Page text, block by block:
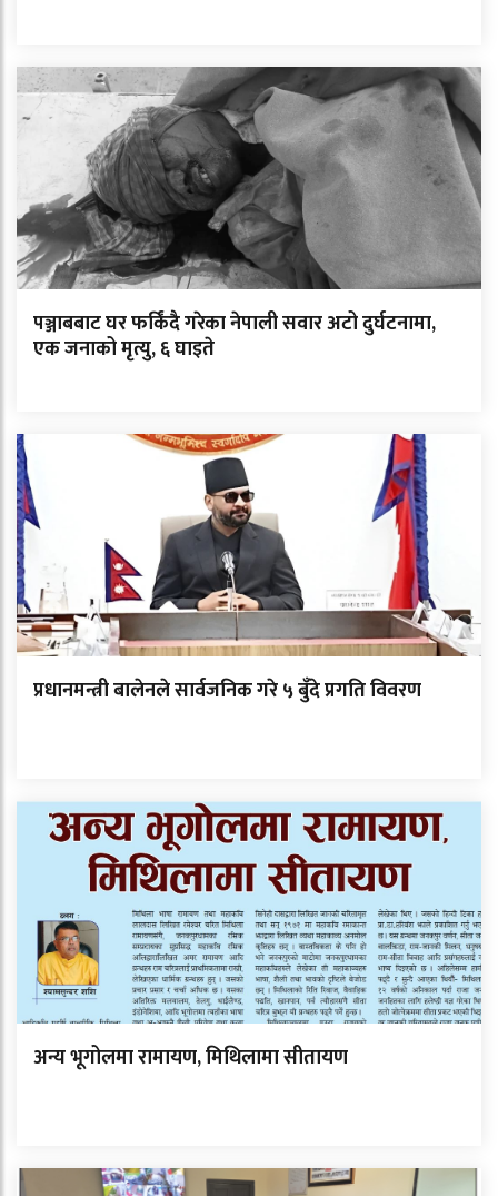
पञ्जाबबाट घर फर्किंदै गरेका नेपाली सवार अटो दुर्घटनामा,
एक जनाको मृत्यु, ६ घाइते
प्रधानमन्त्री बालेनले सार्वजनिक गरे ५ बुँदे प्रगति विवरण
अन्य भूगोलमा रामायण, मिथिलामा सीतायण